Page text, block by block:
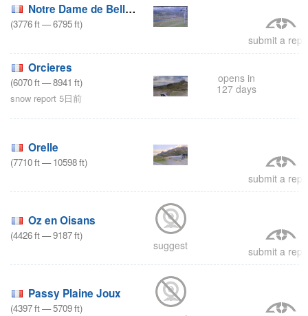
Notre Dame de Bellecombe
(3776ft—6795ft)
submit a
Orcieres
(6070ft—8941 ft)
snow report 5日前
opens in
127 days
Orelle
(7710ft—10598ft)
submit a
Oz en Oisans
(4426ft—9187ft)
suggest submit a
Passy Plaine Joux
(4397ft—5709ft)